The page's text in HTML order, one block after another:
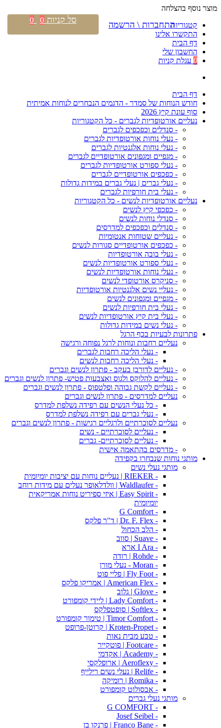
מוצר נוסף בהצלחה
קטגוריות
התקשרו אלינו
דף הבית
החשבון שלי
0 עגלת קניות
דף הבית
חודש הנוחות של סמדר - הדגמים הנבחרים לנוחות אמיתית
סוף עונת קיץ 2026
נעליים אורטופדיות לגברים - כל הקטגוריות
- סנדלים וכפכפים לגברים
- נעלי נוחות אורטופדיות לגברים
- נעלי נוחות אלגנטיות לגברים
- מגפיים ומגפונים אורטופדיים לגברים
- נעלי ספורט אורטופדיות לגברים
- כפכפים אורטופדיים לגברים
- נעלי גברים | נעלי גברים במידות גדולות
- נעלי בית חורפיות לגברים
נעליים אורטופדיות לנשים - כל הקטגוריות
- כפכפי קיץ לנשים
- סנדלי נוחות לנשים
- סנדלים וכפכפים למדרסים
- נעליים שטוחות אנטומיות
- כפכפים אורטופדיים סגורות לנשים
- נעלי בובה אורטופדיות
- נעלי ספורט אורטופדיות לנשים
- נעלי נוחות אורטופדיות לנשים
- סניקרס אורטופדי לנשים
- נעליי נשים אלגנטיות אורטופדיות
- מגפיים ומגפונים לנשים
- נעלי בית חורפיות לנשים
- נעלי בית קיץ אורטופדיות לנשים
- נעלי נשים במידות גדולות
פתרונות לבעיות בכף הרגל
נעליים רחבות ונוחות לרגל נפוחה ורגישה
- נעלי הליכה רחבות לגברים
- נעלי הליכה רחבות לנשים
- נעליים לדורבן בעקב - פתרון לנשים וגברים
- נעליים להלוקס ולגוס ואצבעות פטיש- פתרון לנשים וגברים
- נעליים לקשת גבוהה ופלטפוס - פתרון לנשים וגברים
נעליים למדרסים - פתרון לנשים וגברים
- כל נעלי הנשים עם רפידה נשלפת למדרס
- נעלי גברים עם רפידה נשלפת למדרס
נעליים לסוכרתיים ולרגליים רגישות - פתרון לנשים וגברים
- נעליים לסוכרתיים - נשים
- נעליים לסוכרתיים- גברים
- מדרסים בהתאמה אישית
מותגי נוחות שנבחרו בקפידה
מותגי נעלי נשים
- RIEKER | נעליים נוחות עם יציבות יומיומית
- Waldlaufer | וולדלאופר נעלים עם מידות רוחב
- Easy Spirit | איזי ספיריט נוחות אמריקאית
יומיומית
- G Comfort
- Dr. F. Flex | ד"ר פלקס
- הלב הכחול
- Suave | סווב
- I Ara ארא
- Rohde | רודה
- Moran - נעלי מורן
- Fly Foot | פליי פוט
- American Flex | אמריקו פלקס
- Glove | גלוב
- Lady Comfort | ליידי קומפורט
- Softlex | סופטפלקס
- Timor Comfort | טימור קומפורט
- Kroten-Propet | קרוטן-פרופט
- טבע מבית נאות
- Footcare | פוטקייר
- Academy | אקדמי
- Aeroflexy | ארופלקסי
- Relife | נעלי נשים רילייף
- Romika | רומיקה
- אבסולוט קומפורט
מותגי נעלי גברים
- G COMFORT
- Josef Seibel
- Franco Bane | פרנקו בן
התחברות \ הרשמה סל קניות 0
0